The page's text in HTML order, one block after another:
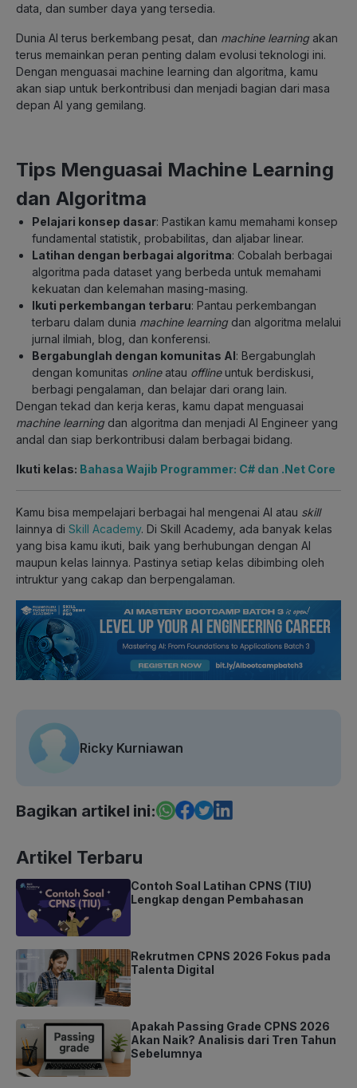
data, dan sumber daya yang tersedia.
Dunia AI terus berkembang pesat, dan machine learning akan
terus memainkan peran penting dalam evolusi teknologi ini.
Dengan menguasai machine learning dan algoritma, kamu
akan siap untuk berkontribusi dan menjadi bagian dari masa
depan AI yang gemilang.
Tips Menguasai Machine Learning
dan Algoritma
Pelajari konsep dasar: Pastikan kamu memahami konsep
fundamental statistik, probabilitas, dan aljabar linear.
Latihan dengan berbagai algoritma: Cobalah berbagai
algoritma pada dataset yang berbeda untuk memahami
kekuatan dan kelemahan masing-masing.
Ikuti perkembangan terbaru: Pantau perkembangan
terbaru dalam dunia machine learning dan algoritma melalui
jurnal ilmiah, blog, dan konferensi.
Bergabunglah dengan komunitas AI: Bergabunglah
dengan komunitas onlineatau offlineuntuk berdiskusi,
berbagi pengalaman, dan belajar dari orang lain.
Dengan tekad dan kerja keras, kamu dapat menguasai
machine learning dan algoritma dan menjadi AI Engineer yang
andal dan siap berkontribusi dalam berbagai bidang.
Ikuti kelas: Bahasa Wajib Programmer: C# dan .Net Core
Kamu bisa mempelajari berbagai hal mengenai AI atau skill
lainnya di Skill Academy. Di Skill Academy, ada banyak kelas
yang bisa kamu ikuti, baik yang berhubungan dengan AI
maupun kelas lainnya. Pastinya setiap kelas dibimbing oleh
intruktur yang cakap dan berpengalaman.
Ricky Kurniawan
Bagikan artikel ini:
Artikel Terbaru
Contoh Soal Latihan CPNS (TIU)
Lengkap dengan Pembahasan
Rekrutmen CPNS 2026 Fokus pada
Talenta Digital
Apakah Passing Grade CPNS 2026
Akan Naik? Analisis dari Tren Tahun
Sebelumnya